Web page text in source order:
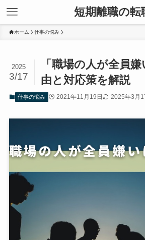
短期離職の転
ホーム 仕事の悩み
「職場の人が全員
由と対応策を解説
2025
3/17
仕事の悩み 2021年11月19日 2025年3月